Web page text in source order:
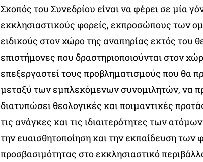
Σκοπός του Συνεδρίου είναι να φέρει σε μία
εκκλησιαστικούς φορείς, εκπροσώπους των
ειδικούς στον χώρο της αναπηρίας εκτός του
επιστήμονες που δραστηριοποιούνται στον
επεξεργαστεί τους προβληματισμούς που θα
μεταξύ των εμπλεκόμενων συνομιλητών, να
διατυπώσει θεολογικές και ποιμαντικές
τις ανάγκες και τις ιδιαιτερότητες των
την ευαισθητοποίηση και την εκπαίδευση των
προσβασιμότητας στο εκκλησιαστικό